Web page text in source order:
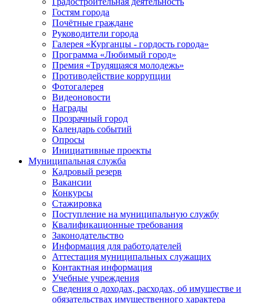
Гостям города
Почётные граждане
Руководители города
Галерея «Курганцы - гордость города»
Программа «Любимый город»
Премия «Трудящаяся молодежь»
Противодействие коррупции
Фотогалерея
Видеоновости
Награды
Прозрачный город
Календарь событий
Опросы
Инициативные проекты
Муниципальная служба
Кадровый резерв
Вакансии
Конкурсы
Стажировка
Поступление на муниципальную службу
Квалификационные требования
Законодательство
Информация для работодателей
Аттестация муниципальных служащих
Контактная информация
Учебные учреждения
Сведения о доходах, расходах, об имуществе и
обязательствах имущественного характера